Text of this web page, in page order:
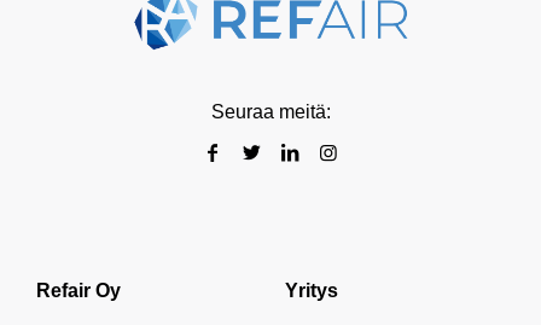
Seuraa meitä:
Refair Oy Yritys